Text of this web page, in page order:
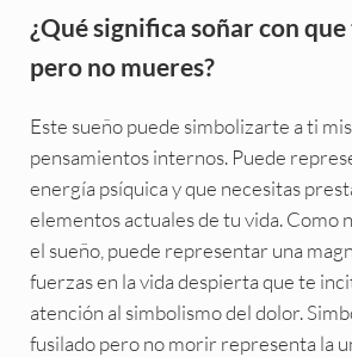
¿Qué significa soñar con
pero no mueres?
Este sueño puede simbolizarte a ti
pensamientos internos. Puede
energía psíquica y que necesitas
elementos actuales de tu vida. Como
el sueño, puede representar una
fuerzas en la vida despierta que te
atención al simbolismo del dolor.
fusilado pero no morir representa la